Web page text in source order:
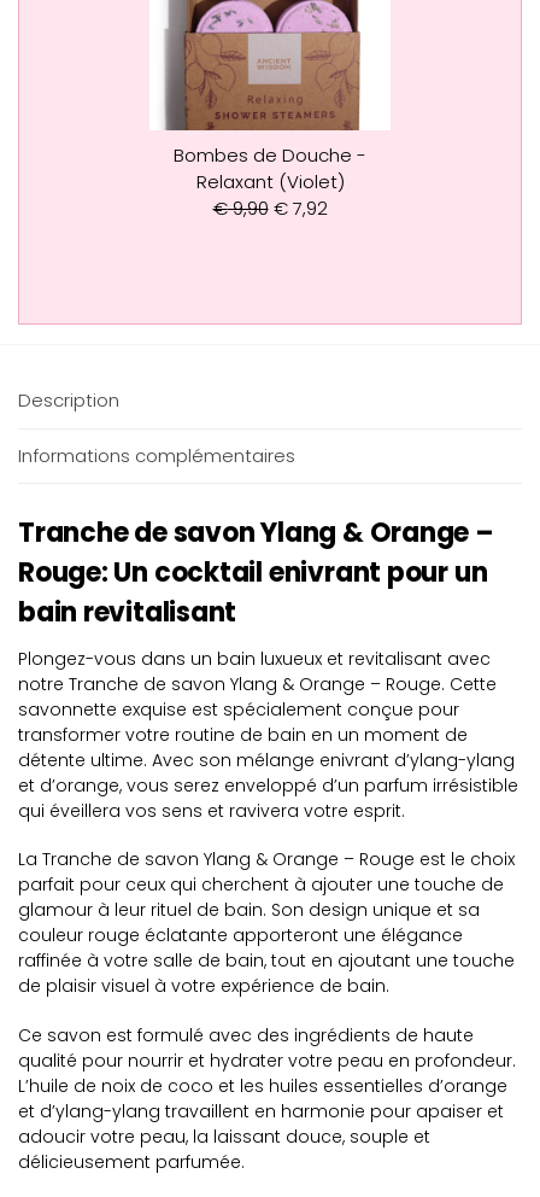
Bombes de Douche -
Relaxant (Violet)
€9,90 €7,92
Description
Informations complémentaires
Tranche de savon Ylang & Orange –
Rouge: Un cocktail enivrant pour un
bain revitalisant
Plongez-vous dans un bain luxueux et revitalisant avec
notre Tranche de savon Ylang & Orange – Rouge. Cette
savonnette exquise est spécialement conçue pour
transformer votre routine de bain en un moment de
détente ultime. Avec son mélange enivrant d’ylang-ylang
et d’orange, vous serez enveloppé d’un parfum irrésistible
qui éveillera vos sens et ravivera votre esprit.
La Tranche de savon Ylang & Orange – Rouge est le choix
parfait pour ceux qui cherchent à ajouter une touche de
glamour à leur rituel de bain. Son design unique et sa
couleur rouge éclatante apporteront une élégance
raffinée à votre salle de bain, tout en ajoutant une touche
de plaisir visuel à votre expérience de bain.
Ce savon est formulé avec des ingrédients de haute
qualité pour nourrir et hydrater votre peau en profondeur.
L’huile de noix de coco et les huiles essentielles d’orange
et d’ylang-ylang travaillent en harmonie pour apaiser et
adoucir votre peau, la laissant douce, souple et
délicieusement parfumée.